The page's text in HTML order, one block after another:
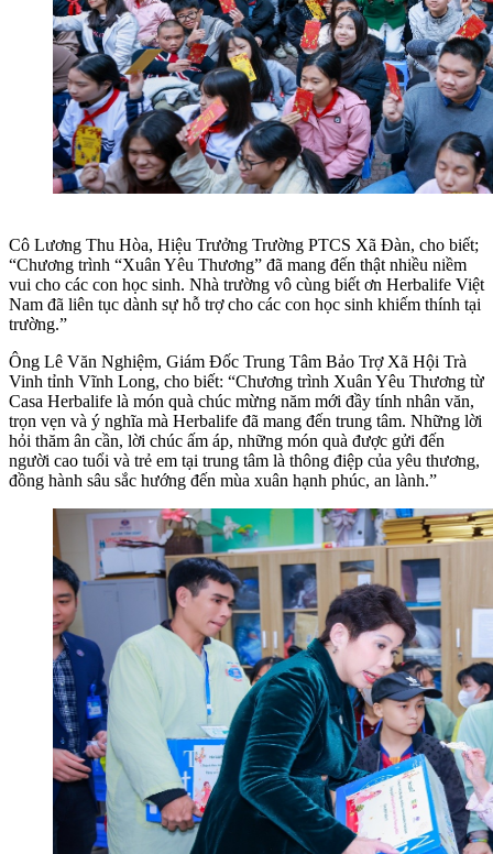
Cô Lương Thu Hòa, Hiệu Trưởng Trường PTCS Xã Đàn, cho biết;
“Chương trình “Xuân Yêu Thương” đã mang đến thật nhiều niềm
vui cho các con học sinh. Nhà trường vô cùng biết ơn Herbalife Việt
Nam đã liên tục dành sự hỗ trợ cho các con học sinh khiếm thính tại
trường.”
Ông Lê Văn Nghiệm, Giám Đốc Trung Tâm Bảo Trợ Xã Hội Trà
Vinh tỉnh Vĩnh Long, cho biết: “Chương trình Xuân Yêu Thương từ
Casa Herbalife là món quà chúc mừng năm mới đầy tính nhân văn,
trọn vẹn và ý nghĩa mà Herbalife đã mang đến trung tâm. Những lời
hỏi thăm ân cần, lời chúc ấm áp, những món quà được gửi đến
người cao tuổi và trẻ em tại trung tâm là thông điệp của yêu thương,
đồng hành sâu sắc hướng đến mùa xuân hạnh phúc, an lành.”